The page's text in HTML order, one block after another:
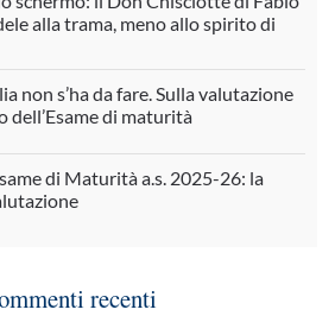
alla trama, meno allo spirito di
non s’ha da fare. Sulla valutazione
dell’Esame di maturità
di Maturità a.s. 2025-26: la
recenti